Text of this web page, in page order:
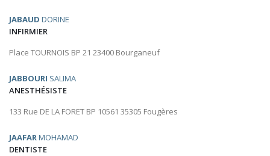
JABAUD DORINE
INFIRMIER
Place TOURNOIS BP 21 23400 Bourganeuf
JABBOURI SALIMA
ANESTHÉSISTE
133 Rue DE LA FORET BP 10561 35305 Fougères
JAAFARMOHAMAD
DENTISTE